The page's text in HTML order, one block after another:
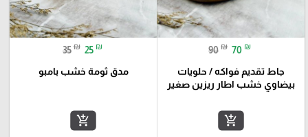
90 ₪ 70 ₪
جاط تقديم فواكه / حلويات
بيضاوي خشب اطار ريزين صغير
add_shopping_cart
35 ₪ 25 ₪
مدق ثومة خشب بامبو
add_shopping_cart